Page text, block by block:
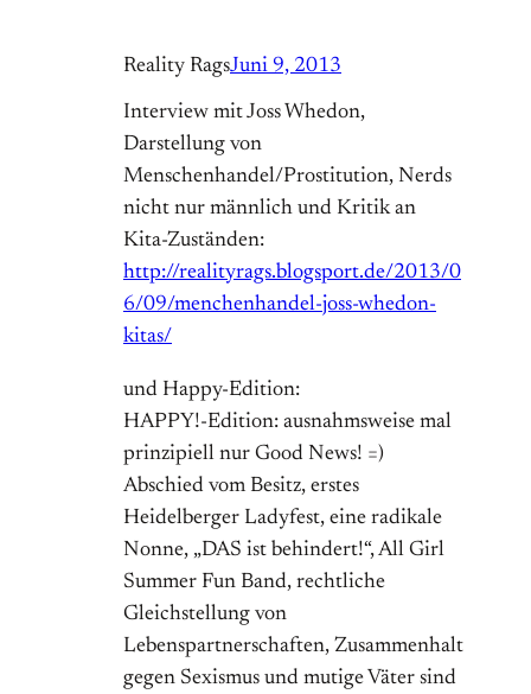
Reality RagsJuni 9, 2013
Interview mit Joss Whedon,
Darstellung von
Menschenhandel/Prostitution, Nerds
nicht nur männlich und Kritik an
Kita-Zuständen:
http://realityrags.blogsport.de/2013/0
6/09/menchenhandel-joss-whedon-
kitas/
und Happy-Edition:
HAPPY!-Edition: ausnahmsweise mal
prinzipiell nur Good News! =)
Abschied vom Besitz, erstes
Heidelberger Ladyfest, eine radikale
Nonne, „DAS ist behindert!“, All Girl
Summer Fun Band, rechtliche
Gleichstellung von
Lebenspartnerschaften, Zusammenhalt
gegen Sexismus und mutige Väter sind